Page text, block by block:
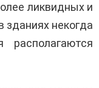
ликвидных и
зданиях некогда
располагаются